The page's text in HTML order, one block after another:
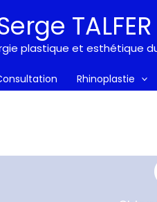
TALFER
plastique et esthétique du
Rhinoplastie